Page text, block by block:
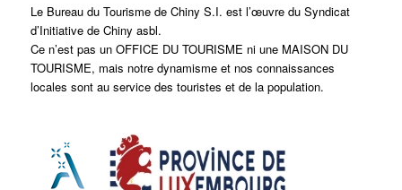
Le Bureau du Tourisme de Chiny S.I. est l’œuvre du Syndicat
d’Initiative de Chiny asbl.
Ce n’est pas un OFFICE DU TOURISME ni une MAISON DU
TOURISME, mais notre dynamisme et nos connaissances
locales sont au service des touristes et de la population.